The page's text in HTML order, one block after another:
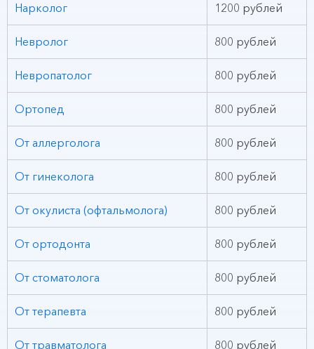
Нарколог 1200 рублей
Невролог 800 рублей
Невропатолог 800 рублей
Ортопед 800 рублей
От аллерголога 800 рублей
От гинеколога 800 рублей
От окулиста (офтальмолога) 800 рублей
От ортодонта 800 рублей
От стоматолога 800 рублей
От терапевта 800 рублей
От травматолога 800 рублей